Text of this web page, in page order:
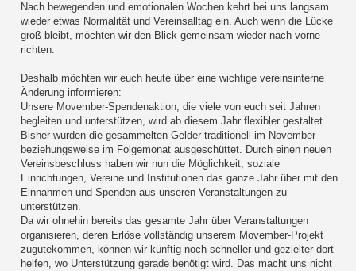
Nach bewegenden und emotionalen Wochen kehrt bei uns langsam
wieder etwas Normalität und Vereinsalltag ein. Auch wenn die Lücke
groß bleibt, möchten wir den Blick gemeinsam wieder nach vorne
richten.
Deshalb möchten wir euch heute über eine wichtige vereinsinterne
Änderung informieren:
Unsere Movember-Spendenaktion, die viele von euch seit Jahren
begleiten und unterstützen, wird ab diesem Jahr flexibler gestaltet.
Bisher wurden die gesammelten Gelder traditionell im November
beziehungsweise im Folgemonat ausgeschüttet. Durch einen neuen
Vereinsbeschluss haben wir nun die Möglichkeit, soziale
Einrichtungen, Vereine und Institutionen das ganze Jahr über mit den
Einnahmen und Spenden aus unseren Veranstaltungen zu
unterstützen.
Da wir ohnehin bereits das gesamte Jahr über Veranstaltungen
organisieren, deren Erlöse vollständig unserem Movember-Projekt
zugutekommen, können wir künftig noch schneller und gezielter dort
helfen, wo Unterstützung gerade benötigt wird. Das macht uns nicht